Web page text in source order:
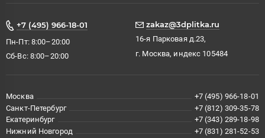
+7 (495) 966-18-01
Пн-Пт: 8:00–20:00
Сб-Вс: 8:00–20:00
zakaz@3dplitka.ru
16-я Парковая д.23,
г. Москва, индекс 105484
Москва
+7 (495) 966-18-01
Санкт-Петербург
+7 (812) 309-35-78
Екатеринбург
+7 (343) 289-18-98
Нижний Новгород
+7 (831) 281-52-53